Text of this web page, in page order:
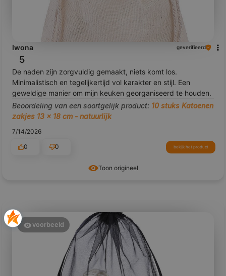
Toon origineel
Iwona geverifieerd
5
De naden zijn zorgvuldig gemaakt, niets komt los.
Minimalistisch en tegelijkertijd vol karakter en stijl. Een
geweldige manier om mijn keuken georganiseerd te houden.
Beoordeling van een soortgelijk product: 10 stuks Katoenen
zakjes 13 x 18 cm - natuurlijk
7/14/2026
0
0 bekijk het product
voorbeeld